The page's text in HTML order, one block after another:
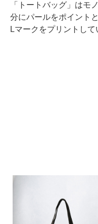
「トートバッグ」はモ
分にパールをポイント
Lマークをプリントして